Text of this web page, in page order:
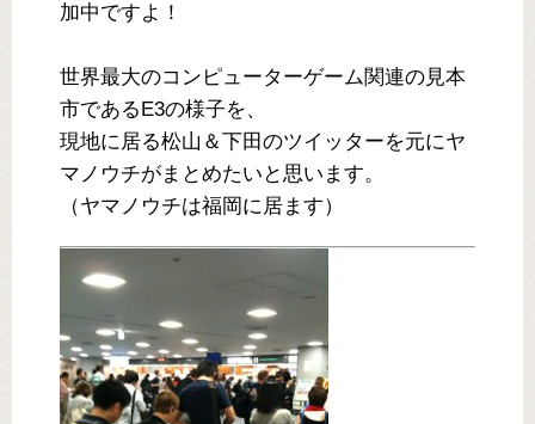
加中ですよ！
世界最大のコンピューターゲーム関連の見本
市であるE3の様子を、
現地に居る松山＆下田のツイッターを元にヤ
マノウチがまとめたいと思います。
（ヤマノウチは福岡に居ます）